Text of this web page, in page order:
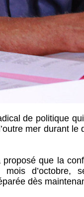
de politique
mer durant
que la
d’octobre,
dès